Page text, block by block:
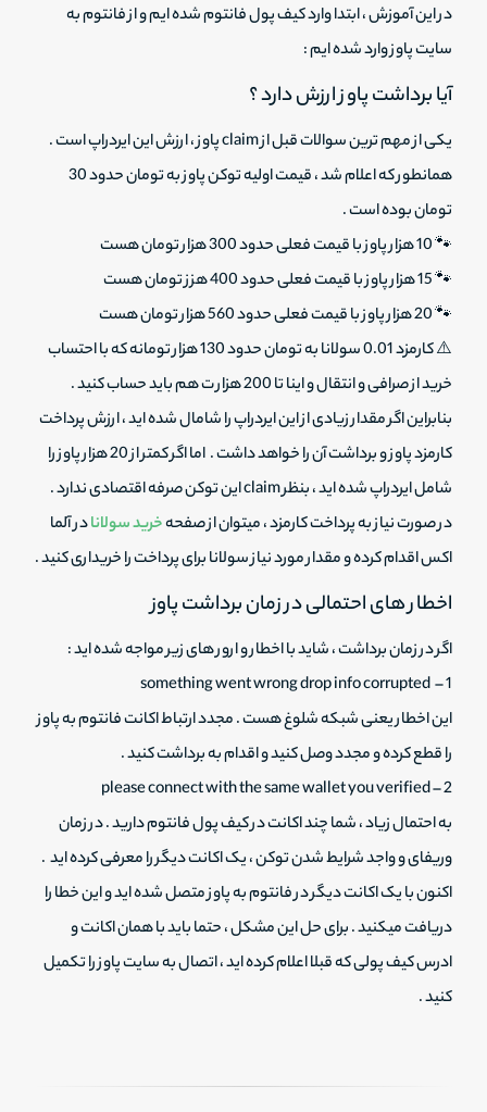
در این آموزش ، ابتدا وارد کیف پول فانتوم شده ایم و از فانتوم به
سایت پاوز وارد شده ایم :
آیا برداشت پاوز ارزش دارد ؟
یکی از مهم ترین سوالات قبل از claim پاوز ، ارزش این ایردراپ است .
همانطور که اعلام شد ، قیمت اولیه توکن پاوز به تومان حدود 30
تومان بوده است .
🐾 10 هزار پاوز با قیمت فعلی حدود 300 هزار تومان هست
🐾 15 هزار پاوز با قیمت فعلی حدود 400 هزز تومان هست
🐾 20 هزار پاوز با قیمت فعلی حدود 560 هزار تومان هست
⚠️ کارمزد 0.01 سولانا به تومان حدود 130 هزار تومانه که با احتساب
خرید از صرافی و انتقال و اینا تا 200 هزار ت هم باید حساب کنید .
بنابراین اگر مقدار زیادی از این ایردراپ را شامال شده اید ، ارزش پرداخت
کارمزد پاوز و برداشت آن را خواهد داشت . اما اگر کمتر از 20 هزار پاوز را
شامل ایردراپ شده اید ، بنظر claim این توکن صرفه اقتصادی ندارد .
در صورت نیاز به پرداخت کارمزد ، میتوان از صفحهخرید سولانادر آلما
اکس اقدام کرده و مقدار مورد نیاز سولانا برای پرداخت را خریداری کنید .
اخطار های احتمالی در زمان برداشت پاوز
اگر در زمان برداشت ، شاید با اخطار و ارور های زیر مواجه شده اید :
1 – something went wrong drop info corrupted
این اخطار یعنی شبکه شلوغ هست . مجدد ارتباط اکانت فانتوم به پاوز
را قطع کرده و مجدد وصل کنید و اقدام به برداشت کنید .
2 – please connect with the same wallet you verified
به احتمال زیاد ، شما چند اکانت در کیف پول فانتوم دارید . در زمان
وریفای و واجد شرایط شدن توکن ، یک اکانت دیگر را معرفی کرده اید .
اکنون با یک اکانت دیگر در فانتوم به پاوز متصل شده اید و این خطا را
دریافت میکنید . برای حل این مشکل ، حتما باید با همان اکانت و
ادرس کیف پولی که قبلا اعلام کرده اید ، اتصال به سایت پاوز را تکمیل
کنید .